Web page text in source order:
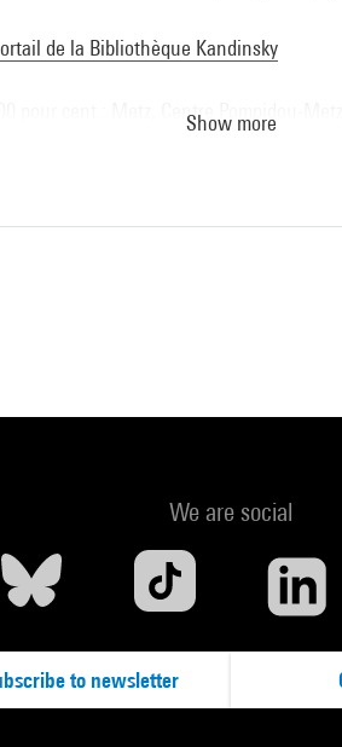
de la Bibliothèque Kandinsky
pour cent : Metz, Centre Pompidou-
Show more
We are social
to newsletter